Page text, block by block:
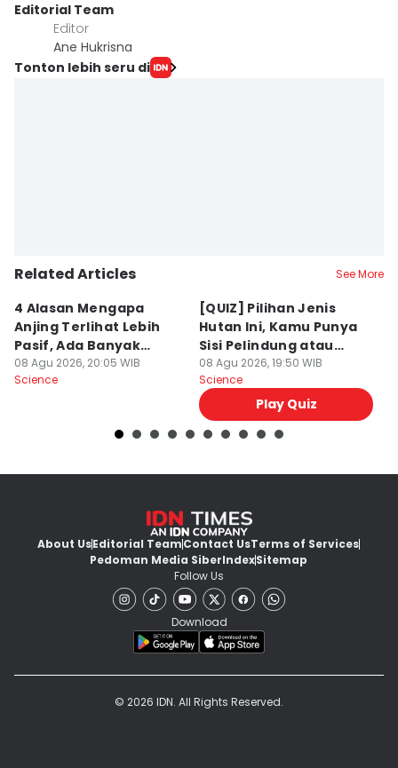
Editorial Team
Editor
Ane Hukrisna
Tonton lebih seru di
Related Articles See More
4 Alasan Mengapa
Anjing Terlihat Lebih
Pasif, Ada Banyak
Faktor!
08 Agu 2026, 20:05 WIB
Science
[QUIZ] Pilihan Jenis
Hutan Ini, Kamu Punya
Sisi Pelindung atau
Penghancur?
08 Agu 2026, 19:50 WIB
Science
Play Quiz
About UsEditorial TeamContact UsTerms of Services
Pedoman Media SiberIndexSitemap
Follow Us
Download
© 2026 IDN. All Rights Reserved.